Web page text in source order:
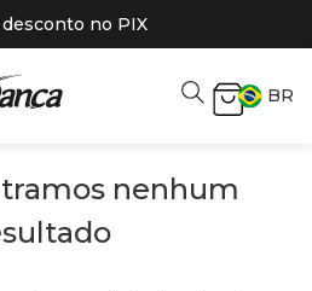
desconto no PIX
BR
nenhum